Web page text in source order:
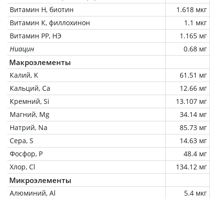
Витамин Н, биотин
1.618 мкг
Витамин К, филлохинон
1.1 мкг
Витамин РР, НЭ
1.165 мг
Ниацин
0.68 мг
Макроэлементы
Калий, K
61.51 мг
Кальций, Ca
12.66 мг
Кремний, Si
13.107 мг
Магний, Mg
34.14 мг
Натрий, Na
85.73 мг
Сера, S
14.63 мг
Фосфор, P
48.4 мг
Хлор, Cl
134.12 мг
Микроэлементы
Алюминий, Al
5.4 мкг